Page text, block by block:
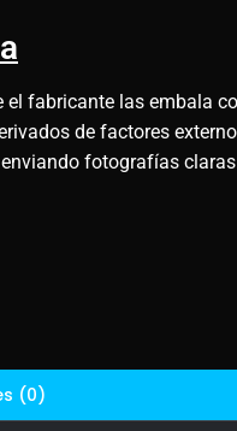
fabricante las embala
de factores
fotografías
(0)